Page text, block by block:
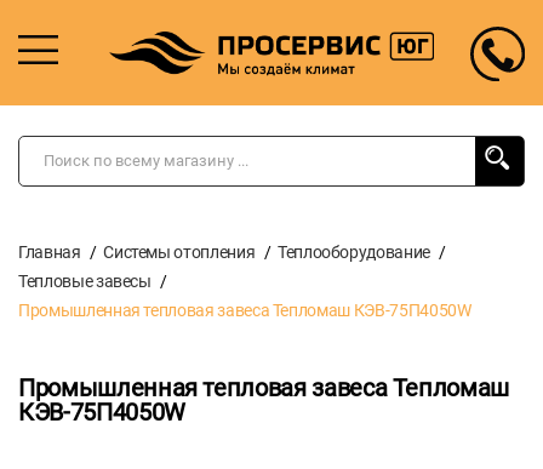
Главная Системы отопления
Теплооборудование
Тепловые завесы
Промышленная тепловая завеса Тепломаш КЭВ-75П4050W
Промышленная тепловая завеса Тепломаш
КЭВ-75П4050W